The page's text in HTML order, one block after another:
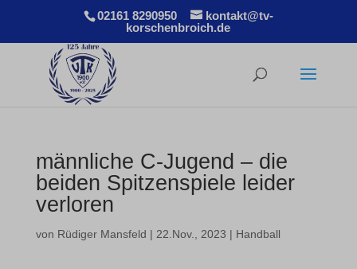
02161 8290950
kontakt@tv-
korschenbroich.de
männliche C-Jugend – die
beiden Spitzenspiele leider
verloren
von Rüdiger Mansfeld | 22.Nov., 2023 | Handball